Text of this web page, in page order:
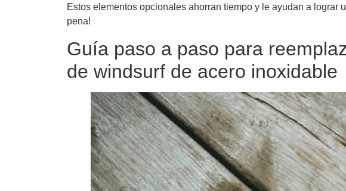
Estos elementos opcionales ahorran tiempo y le ayudan a lograr
pena!
Guía paso a paso para
de windsurf de acero inoxidable